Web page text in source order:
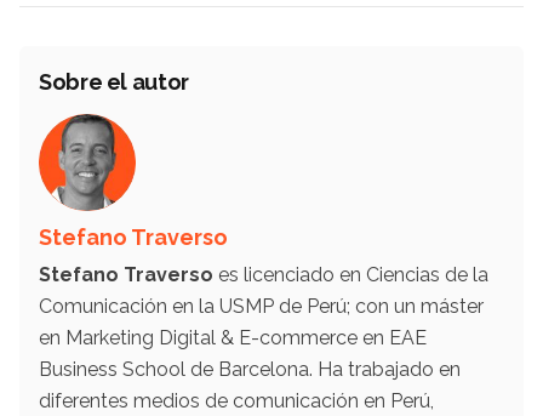
Sobre el autor
Stefano Traverso
Stefano Traverso es licenciado en Ciencias de la
Comunicación en la USMP de Perú; con un máster
en Marketing Digital & E-commerce en EAE
Business School de Barcelona. Ha trabajado en
diferentes medios de comunicación en Perú,